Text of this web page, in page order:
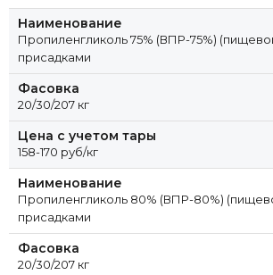
Наименование
Пропиленгликоль 75% (ВПР-75%)
присадками
Фасовка
20/30/207 кг
Цена с учетом тары
158-170 руб/кг
Наименование
Пропиленгликоль 80% (ВПР-80%)
присадками
Фасовка
20/30/207 кг